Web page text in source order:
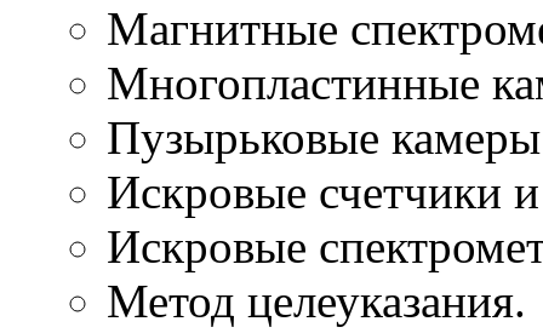
Магнитные
Многопластинные
Пузырьковые
Искровые счетчики
Искровые
Метод целеуказания.